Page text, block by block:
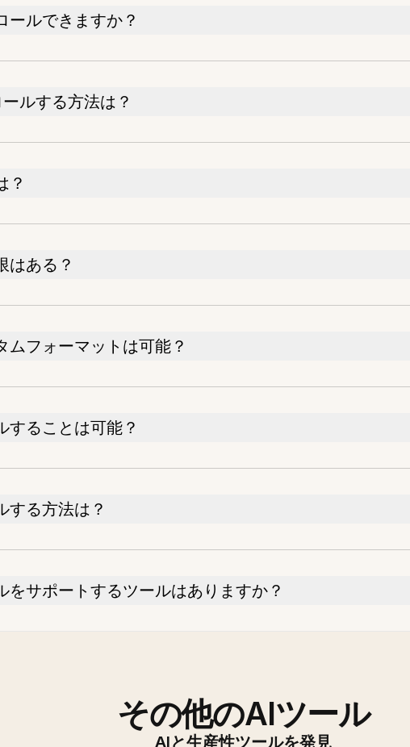
ールできますか？
ルする方法は？
？
はある？
ムフォーマットは可能？
することは可能？
する方法は？
をサポートするツールはありますか？
その他のAIツール
AIと生産性ツールを発見